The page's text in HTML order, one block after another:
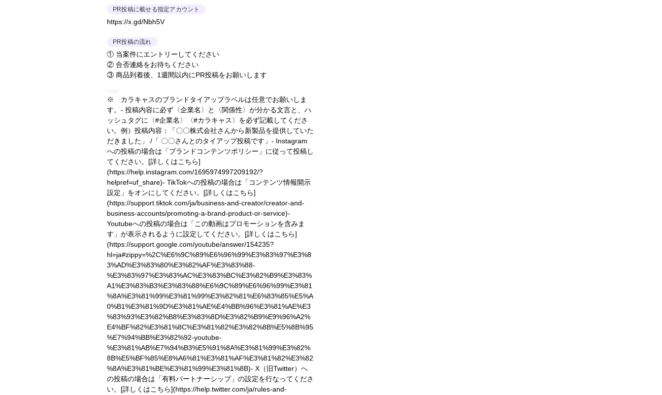
PR投稿に載せる指定アカウント
https://x.gd/Nbh5V
PR投稿の流れ
① 当案件にエントリーしてください
② 合否連絡をお待ちください
③ 商品到着後、1週間以内にPR投稿をお願いします
※ カラキャスのブランドタイアップラベルは任意でお願いしま
す。- 投稿内容に必ず〈企業名〉と〈関係性〉が分かる文言と、ハ
ッシュタグに〈#企業名〉〈#カラキャス〉を必ず記載してくださ
い。 例）投稿内容：「〇〇株式会社さんから新製品を提供していた
だきました」 /「 〇〇さんとのタイアップ投稿です」 - Instagram
への投稿の場合は「ブランドコンテンツポリシー」に従って投稿し
てください。 [詳しくはこちら]
(https://help.instagram.com/1695974997209192/?
helpref=uf_share)- TikTokへの投稿の場合は「コンテンツ情報開示
設定」をオンにしてください。 [詳しくはこちら]
(https://support.tiktok.com/ja/business-and-creator/creator-and-
business-accounts/promoting-a-brand-product-or-service)-
Youtubeへの投稿の場合は「この動画はプロモーションを含みま
す」が表示されるように設定してください。 [詳しくはこちら]
(https://support.google.com/youtube/answer/154235?
hl=ja#zippy=%2C%E6%9C%89%E6%96%99%E3%83%97%E3%8
3%AD%E3%83%80%E3%82%AF%E3%83%88-
%E3%83%97%E3%83%AC%E3%83%BC%E3%82%B9%E3%83%
A1%E3%83%B3%E3%83%88%E6%9C%89%E6%96%99%E3%81
%8A%E3%81%99%E3%81%99%E3%82%81%E6%83%85%E5%A
0%B1%E3%81%9D%E3%81%AE%E4%BB%96%E3%81%AE%E3
%83%93%E3%82%B8%E3%83%8D%E3%82%B9%E9%96%A2%
E4%BF%82%E3%81%8C%E3%81%82%E3%82%8B%E5%8B%95
%E7%94%BB%E3%82%92-youtube-
%E3%81%AB%E7%94%B3%E5%91%8A%E3%81%99%E3%82%
8B%E5%BF%85%E8%A6%81%E3%81%AF%E3%81%82%E3%82
%8A%E3%81%BE%E3%81%99%E3%81%8B)- X（旧Twitter）へ
の投稿の場合は「有料パートナーシップ」の設定を行なってくださ
い。 [詳しくはこちら](https://help.twitter.com/ja/rules-and-